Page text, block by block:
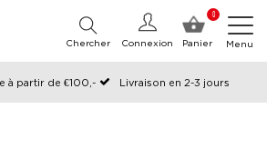
0
Panier
Connexion
Chercher Menu
à partir de €100,-
Livraison en 2-3 jours
les jours ouvrables, expédié le jour même